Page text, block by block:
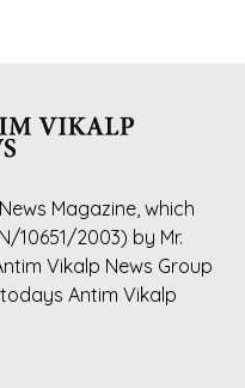
Magazine, which
10651/2003) by Mr.
Vikalp News Group
Antim Vikalp